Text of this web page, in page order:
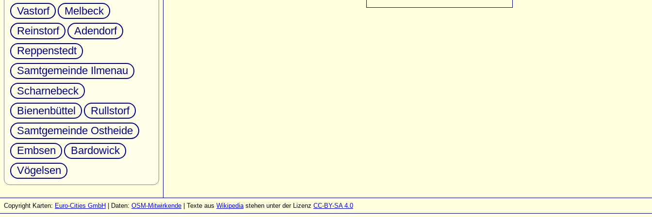
Vastorf
Melbeck
Reinstorf
Adendorf
Reppenstedt
Samtgemeinde Ilmenau
Scharnebeck
Bienenbüttel
Rullstorf
Samtgemeinde Ostheide
Embsen
Bardowick
Vögelsen
Copyright Karten: Euro-Cities GmbH | Daten: OSM-Mitwirkende | Texte aus Wikipediastehen unter der Lizenz CC-BY-SA 4.0